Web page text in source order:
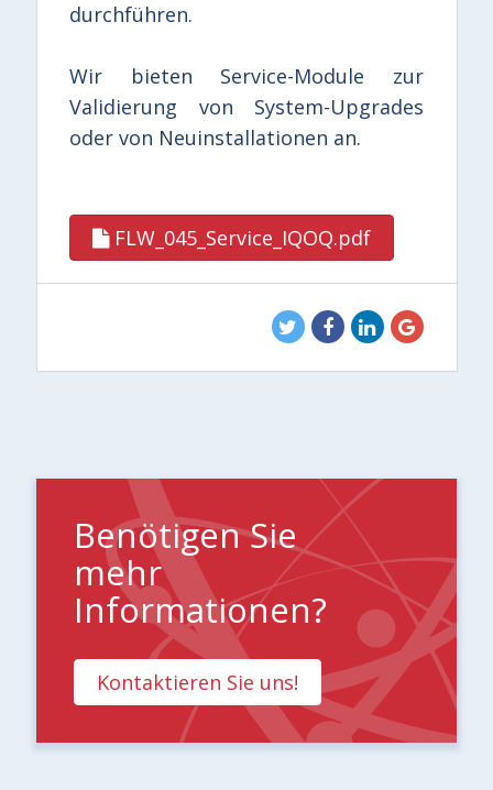
durchführen.
Wir bieten Service-Module zur
Validierung von System-Upgrades
oder von Neuinstallationen an.
FLW_045_Service_IQOQ.pdf
Benötigen Sie
mehr
Informationen?
Kontaktieren Sie uns!